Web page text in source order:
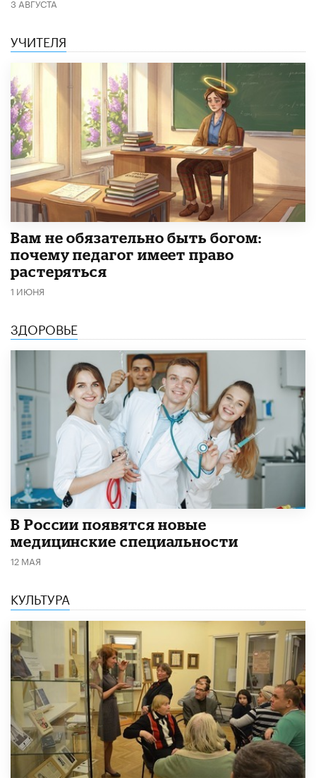
УЧИТЕЛЯ
​Вам не обязательно быть богом:
почему педагог имеет право
растеряться
1 ИЮНЯ
ЗДОРОВЬЕ
В России появятся новые
медицинские специальности
12 МАЯ
КУЛЬТУРА